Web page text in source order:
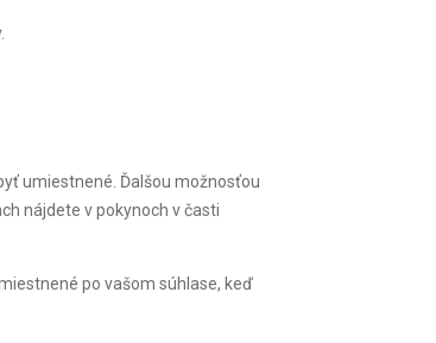
umiestnené. Ďalšou možnosťou
nájdete v pokynoch v časti
po vašom súhlase, keď